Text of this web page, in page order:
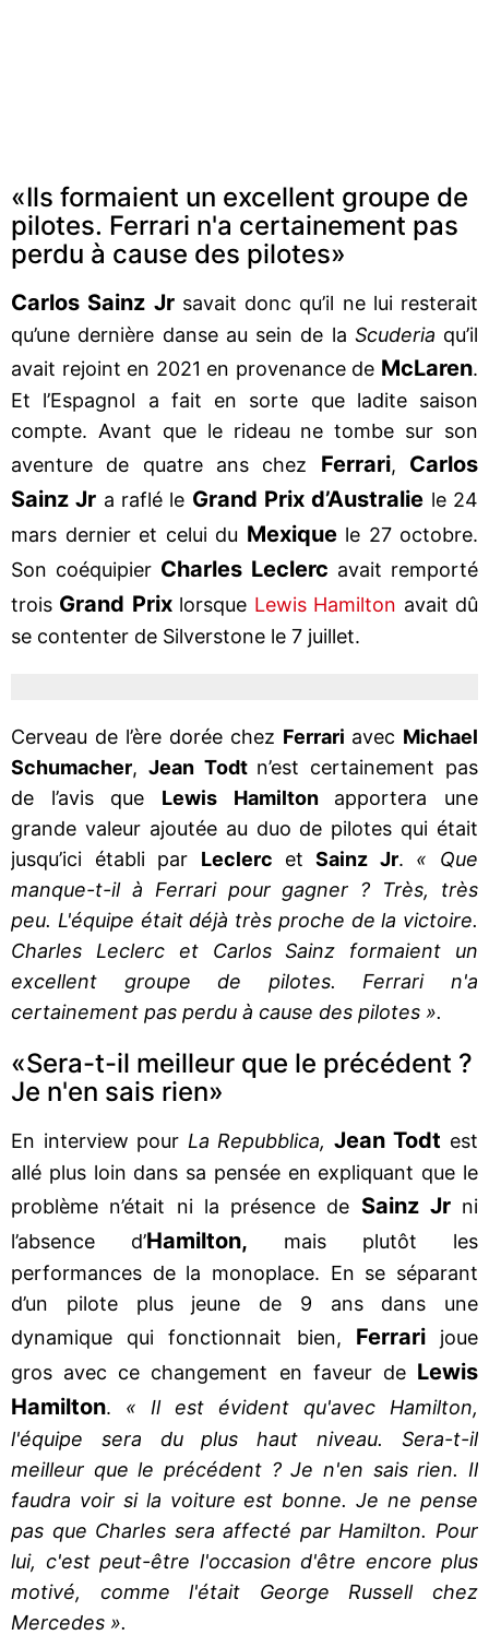
«Ils formaient un excellent groupe de
pilotes. Ferrari n'a certainement pas
perdu à cause des pilotes»
Carlos Sainz Jr savait donc qu’il ne lui resterait
qu’une dernière danse au sein de la Scuderia qu’il
avait rejoint en 2021 en provenance de McLaren.
Et l’Espagnol a fait en sorte que ladite saison
compte. Avant que le rideau ne tombe sur son
aventure de quatre ans chez Ferrari, Carlos
Sainz Jr a raflé le Grand Prix d’Australie le 24
mars dernier et celui du Mexique le 27 octobre.
Son coéquipier Charles Leclerc avait remporté
trois Grand Prix lorsque Lewis Hamilton avait dû
se contenter de Silverstone le 7 juillet.
Cerveau de l’ère dorée chez Ferrari avec Michael
Schumacher, Jean Todt n’est certainement pas
de l’avis que Lewis Hamilton apportera une
grande valeur ajoutée au duo de pilotes qui était
jusqu’ici établi par Leclerc etSainz Jr. « Que
manque-t-il à Ferrari pour gagner ? Très, très
peu. L'équipe était déjà très proche de la victoire.
Charles Leclerc et Carlos Sainz formaient un
excellent groupe de pilotes. Ferrari n'a
certainement pas perdu à cause des pilotes ».
«Sera-t-il meilleur que le précédent ?
Je n'en sais rien»
En interview pour La Repubblica, Jean Todt est
allé plus loin dans sa pensée en expliquant que le
problème n’était ni la présence de Sainz Jr ni
l’absence d’Hamilton, mais plutôt les
performances de la monoplace. En se séparant
d’un pilote plus jeune de 9 ans dans une
dynamique qui fonctionnait bien, Ferrari
joue
gros avec ce changement en faveur de Lewis
Hamilton. « Il est évident qu'avec Hamilton,
l'équipe sera du plus haut niveau. Sera-t-il
meilleur que le précédent ? Je n'en sais rien. Il
faudra voir si la voiture est bonne. Je ne pense
pas que Charles sera affecté par Hamilton. Pour
lui, c'est peut-être l'occasion d'être encore plus
motivé, comme l'était George Russell chez
Mercedes ».